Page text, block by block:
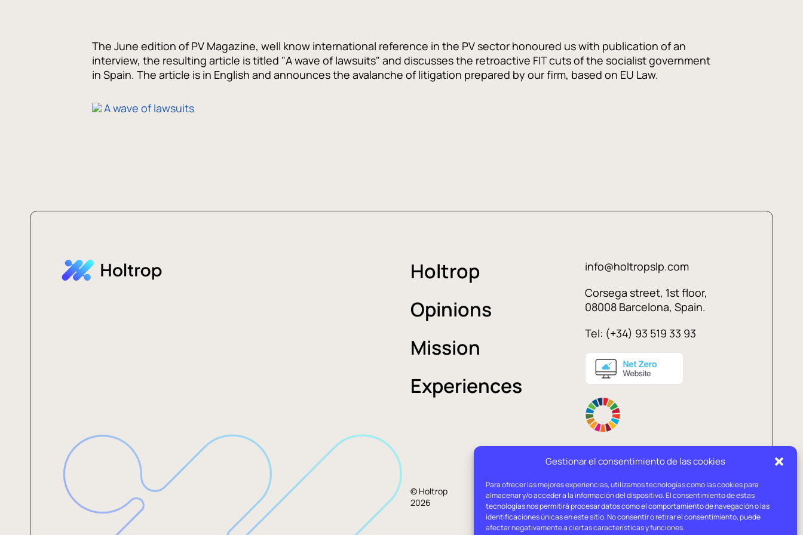
Gestionar el consentimiento de las cookies
Para ofrecer las mejores experiencias, utilizamos tecnologías como las cookies para
almacenar y/o acceder a la información del dispositivo. El consentimiento de estas
tecnologías nos permitirá procesar datos como el comportamiento de navegación o las
identificaciones únicas en este sitio. No consentir o retirar el consentimiento, puede
afectar negativamente a ciertas características y funciones.
The June edition of PV Magazine, well know international reference in the PV sector honoured us with publication of an
interview, the resulting article is titled "A wave of lawsuits" and discusses the retroactive FIT cuts of the socialist government
in Spain. The article is in English and announces the avalanche of litigation prepared by our firm, based on EU Law.
A wave of lawsuits
Holtrop
Opinions
Mission
Experiences
info@holtropslp.com
Corsega street, 1st floor,
08008 Barcelona, Spain.
Tel: (+34) 93 519 33 93
© Holtrop
2026
Legal
advice
Privacy
policy
Cookies
policy